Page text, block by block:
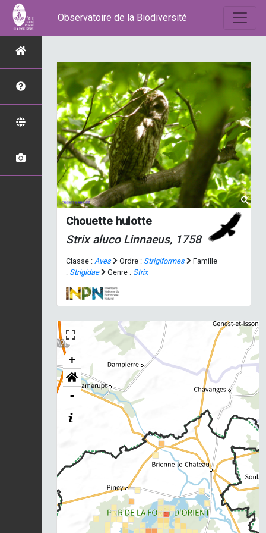
Observatoire de la Biodiversité
Chouette hulotte
Strix alucoLinnaeus, 1758
Classe : Aves Ordre : Strigiformes
Famille
: Strigidae Genre : Strix
+
-